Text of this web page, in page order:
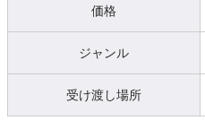
価格
ジャンル
受け渡し場所